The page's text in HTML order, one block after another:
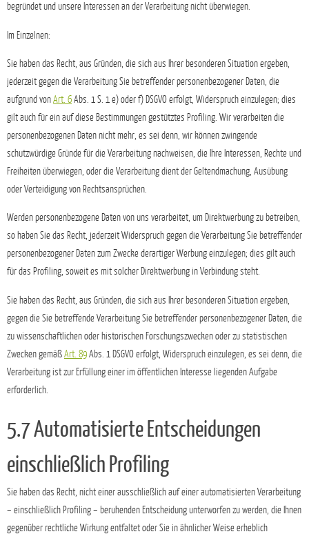
begründet und unsere Interessen an der Verarbeitung nicht überwiegen.
Im Einzelnen:
Sie haben das Recht, aus Gründen, die sich aus Ihrer besonderen Situation ergeben,
jederzeit gegen die Verarbeitung Sie betreffender personenbezogener Daten, die
aufgrund vonArt. 6Abs. 1 S. 1 e) oder f) DSGVO erfolgt, Widerspruch einzulegen; dies
gilt auch für ein auf diese Bestimmungen gestütztes Profiling. Wir verarbeiten die
personenbezogenen Daten nicht mehr, es sei denn, wir können zwingende
schutzwürdige Gründe für die Verarbeitung nachweisen, die Ihre Interessen, Rechte und
Freiheiten überwiegen, oder die Verarbeitung dient der Geltendmachung, Ausübung
oder Verteidigung von Rechtsansprüchen.
Werden personenbezogene Daten von uns verarbeitet, um Direktwerbung zu betreiben,
so haben Sie das Recht, jederzeit Widerspruch gegen die Verarbeitung Sie betreffender
personenbezogener Daten zum Zwecke derartiger Werbung einzulegen; dies gilt auch
für das Profiling, soweit es mit solcher Direktwerbung in Verbindung steht.
Sie haben das Recht, aus Gründen, die sich aus Ihrer besonderen Situation ergeben,
gegen die Sie betreffende Verarbeitung Sie betreffender personenbezogener Daten, die
zu wissenschaftlichen oder historischen Forschungszwecken oder zu statistischen
Zwecken gemäßArt. 89Abs. 1 DSGVO erfolgt, Widerspruch einzulegen, es sei denn, die
Verarbeitung ist zur Erfüllung einer im öffentlichen Interesse liegenden Aufgabe
erforderlich.
5.7 Automatisierte Entscheidungen
einschließlich Profiling
Sie haben das Recht, nicht einer ausschließlich auf einer automatisierten Verarbeitung
– einschließlich Profiling – beruhenden Entscheidung unterworfen zu werden, die Ihnen
gegenüber rechtliche Wirkung entfaltet oder Sie in ähnlicher Weise erheblich